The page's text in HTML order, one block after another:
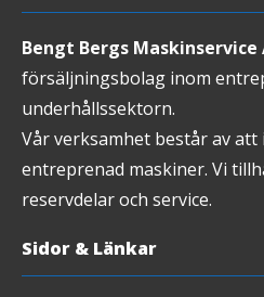
Bengt Bergs Maskinservice
försäljningsbolag inom
underhållssektorn.
Vår verksamhet består av
entreprenad maskiner. Vi
reservdelar och service.
Sidor & Länkar